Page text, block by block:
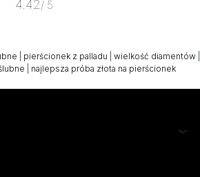
4.42/ 5
pierścionek z palladu wielkość diamentów|
najlepsza próba złota na pierścionek